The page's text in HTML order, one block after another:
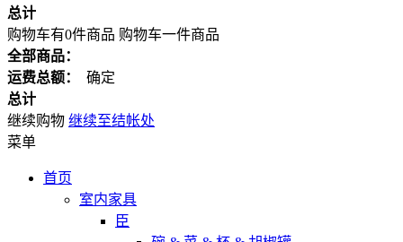
总计
购物车有0件商品 购物车一件商品
全部商品：
运费总额： 确定
总计
继续购物 继续至结帐处
菜单
首页
室内家具
臣